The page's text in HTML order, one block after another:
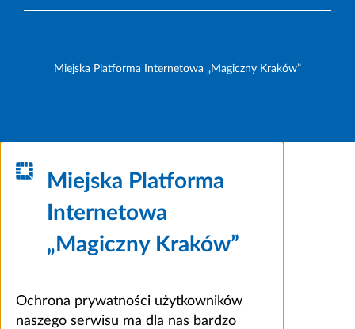
Miejska Platforma Internetowa „Magiczny Kraków”
Miejska Platforma
Internetowa
„Magiczny Kraków”
Ochrona prywatności użytkowników
naszego serwisu ma dla nas bardzo